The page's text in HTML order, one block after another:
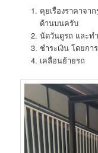
คุยเรื่องราคาจา
ด้านบนครับ
นัดวันดูรถ และท
ชำระเงิน โดยก
เคลื่อนย้ายรถ